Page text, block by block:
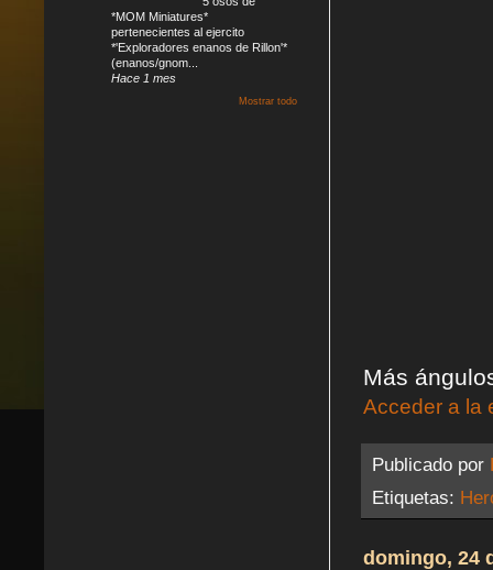
Más
Acceder a la
Publicado por
Etiquetas:
domingo, 24
*MOM Miniatures*
pertenecientes al ejercito
*'Exploradores enanos de Rillon'*
(enanos/gnom...
Hace 1 mes
Mostrar todo